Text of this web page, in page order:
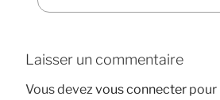
Laisser un commentaire
Vous devezvous connecter pour